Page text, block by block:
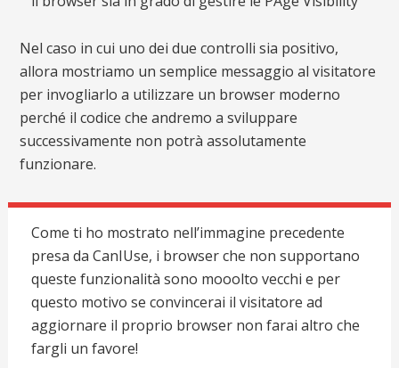
Nel caso in cui uno dei due controlli sia positivo,
allora mostriamo un semplice messaggio al visitatore
per invogliarlo a utilizzare un browser moderno
perché il codice che andremo a sviluppare
successivamente non potrà assolutamente
funzionare.
Come ti ho mostrato nell’immagine precedente
presa da CanIUse, i browser che non supportano
queste funzionalità sono mooolto vecchi e per
questo motivo se convincerai il visitatore ad
aggiornare il proprio browser non farai altro che
fargli un favore!